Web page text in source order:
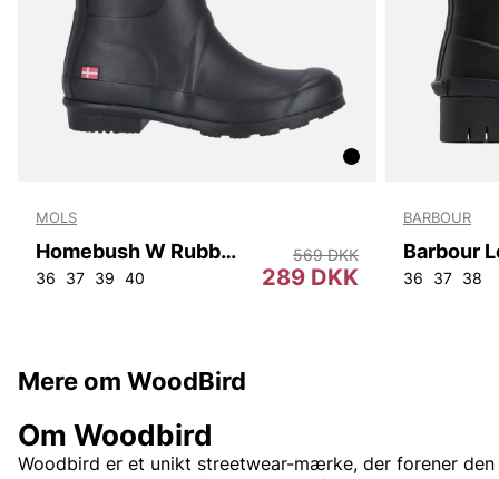
MOLS
Homebush W Rubber Boot
36 37 39 40 289 DKK
569 DKK
BARBOUR
36 37 38
Mere om WoodBird
Om Woodbird
Woodbird er et unikt streetwear-mærke, der forener